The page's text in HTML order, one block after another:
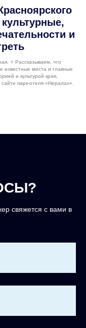
и
⭐️ Рассказываем, что
известные места и главные
и культурой края,
парк-отеля «Нералах».
свяжется с вами в